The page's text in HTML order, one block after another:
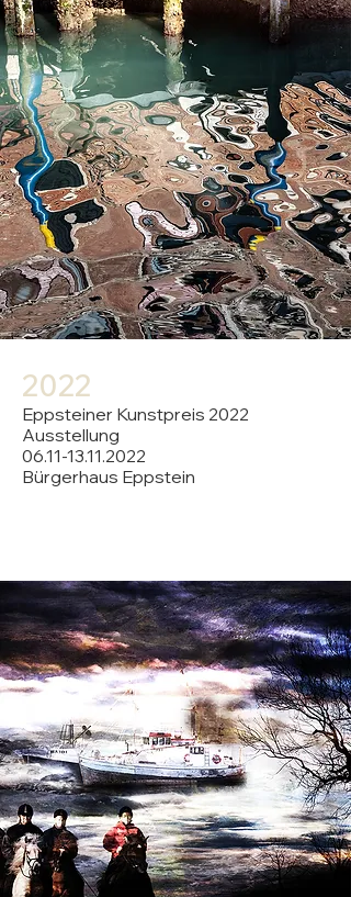
2022
Eppsteiner Kunstpreis 2022
Ausstellung
06.11-13.11.2022
Bürgerhaus Eppstein